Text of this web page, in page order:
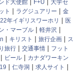
ド大使館 F+U
大学セ
ト | ラグジュアリー | 金
年イギリスワーホリ | 医
・マーブル | 軽井沢 |
| キリスト | 旅行企画 | ス
旅行 | 交通事情 | フット
| ビール | カナダワーキン
| 仁寺洞 | 求人サイト |